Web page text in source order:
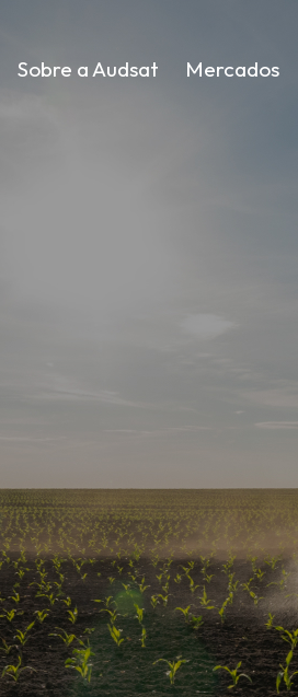
Sobre a Audsat Mercados